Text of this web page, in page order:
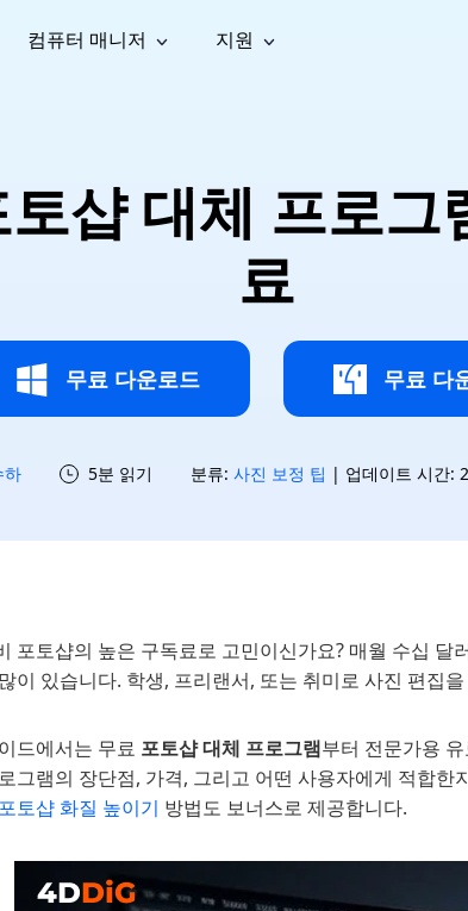
데이터 복구
메시지 복구
LINE 데이터 복구
백업 없이 LINE 채팅 복구
복구
구
영상 화
질 높이
기
AI
사진
컴퓨터 매니저
색 및 삭제
Cleamio 브랜드 리뉴얼
Windows DLL 오류 수정
손상된 PST/OST 파일 복구
지원
드 센터 샵 대체 프로그
료
무료 다운로드 무료 다
하 5분 읽기 분류: 사진 보정 팁 | 업데이트 시간:
포토샵의 높은 구독료로 고민이신가요? 매월 수십
이 있습니다. 학생, 프리랜서, 또는 취미로 사진 편집
드에서는 무료 포토샵 대체 프로그램부터 전문가용
그램의 장단점, 가격, 그리고 어떤 사용자에게 적합
토샵 화질 높이기 방법도 보너스로 제공합니다.